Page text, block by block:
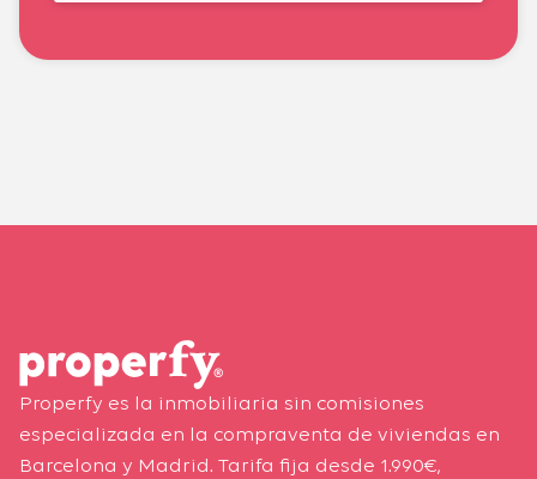
Properfy es la inmobiliaria sin comisiones
especializada en la compraventa de viviendas en
Barcelona y Madrid. Tarifa fija desde 1.990€,